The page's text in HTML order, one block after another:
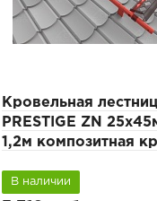
Кровельная
PRESTIGE ZN
1,2м композитная
В наличии